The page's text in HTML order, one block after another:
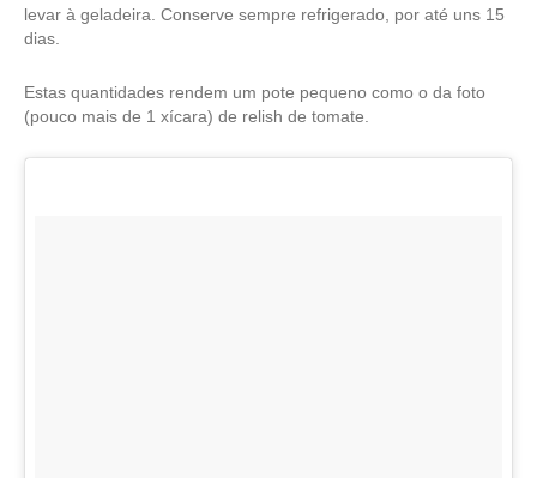
levar à geladeira. Conserve sempre refrigerado, por até uns 15
dias.
Estas quantidades rendem um pote pequeno como o da foto
(pouco mais de 1 xícara) de relish de tomate.